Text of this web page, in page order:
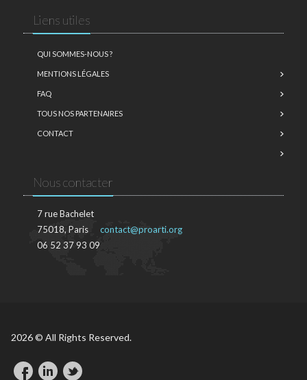
Liens utiles
QUI SOMMES-NOUS ?
MENTIONS LÉGALES
FAQ
TOUS NOS PARTENAIRES
CONTACT
Nous contacter
7 rue Bachelet
75018, Paris
06 52 37 93 09
contact@proarti.org
2026 © All Rights Reserved.